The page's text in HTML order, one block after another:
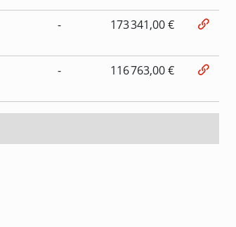
- 173 341,00 €
- 116 763,00 €